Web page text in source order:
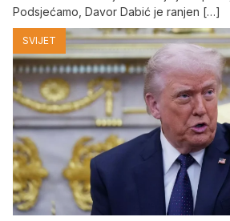
Podsjećamo, Davor Dabić je ranjen […]
SVIJET